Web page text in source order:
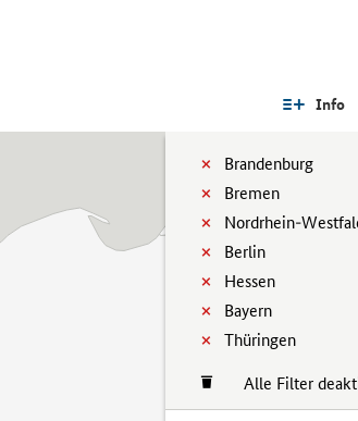
Info
Brandenburg
Bremen
Nordrhein-
Berlin
Hessen
Bayern
Thüringen
Alle Filter